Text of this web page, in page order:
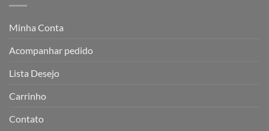
Minha Conta
Acompanhar pedido
Lista Desejo
Carrinho
Contato